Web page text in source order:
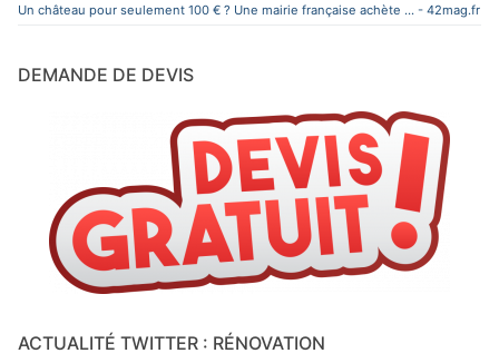
Un château pour seulement 100 € ? Une mairie française achète ... - 42mag.fr
DEMANDE DE DEVIS
ACTUALITÉ TWITTER : RÉNOVATION